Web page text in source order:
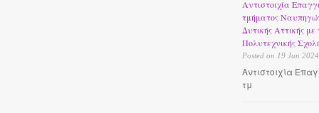
Αντιστοιχία
τμήματος
Δυτικής Αττικής
Πολυτεχνικής
Posted on 19 Jun 2024
Αντιστοιχία
τμ